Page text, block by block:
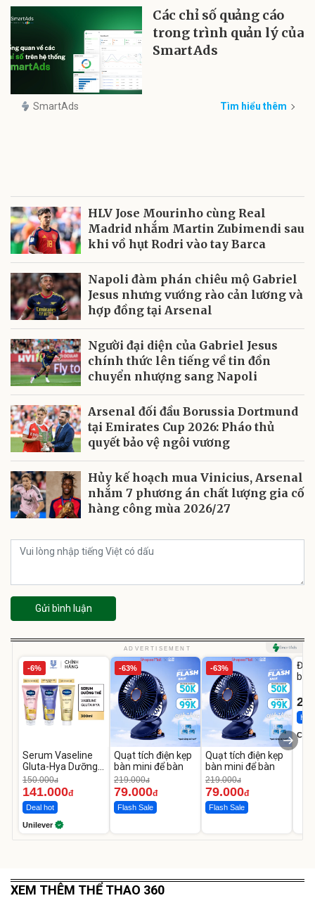
Các chỉ số quảng cáo
trong trình quản lý của
SmartAds
SmartAds Tìm hiểu thêm
HLV Jose Mourinho cùng Real
Madrid nhắm Martin Zubimendi sau
khi vồ hụt Rodri vào tay Barca
Napoli đàm phán chiêu mộ Gabriel
Jesus nhưng vướng rào cản lương và
hợp đồng tại Arsenal
Người đại diện của Gabriel Jesus
chính thức lên tiếng về tin đồn
chuyển nhượng sang Napoli
Arsenal đối đầu Borussia Dortmund
tại Emirates Cup 2026: Pháo thủ
quyết bảo vệ ngôi vương
Hủy kế hoạch mua Vinicius, Arsenal
nhắm 7 phương án chất lượng gia cố
hàng công mùa 2026/27
Gửi bình luận
ADVERTISEMENT
-6%
Serum Vaseline
Gluta-Hya Dưỡng
Da Sáng Mịn Sau 7
Ngày
150.000đ
141.000đ
Deal hot
Unilever
-63%
Quạt tích điện kẹp
bàn mini để bàn
219.000đ
79.000đ
Flash Sale
-63%
Quạt tích điện kẹp
bàn mini để bàn
219.000đ
79.000đ
Flash Sale
Đai
bé
Hot
XEM THÊM THỂ THAO 360